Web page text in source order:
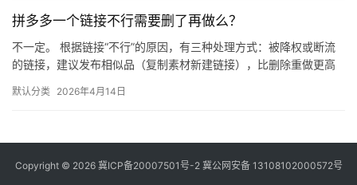
拼多多一个链接不行需要删了再做么？
不一定。 根据链接“不行”的原因，有三种处理方式：被降权或断流
的链接，建议发布相似品（复制素材新建链接），比删除重做更高
市…
默认分类 2026年4月14日
Copyright © 2026 冀ICP备20007501号-2 冀公网安备 13108102000572号